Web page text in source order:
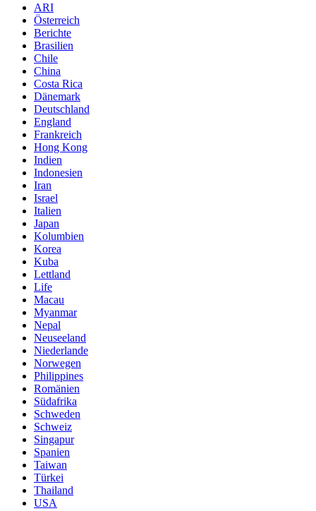
ARI
Österreich
Berichte
Brasilien
Chile
China
Costa Rica
Dänemark
Deutschland
England
Frankreich
Hong Kong
Indien
Indonesien
Iran
Israel
Italien
Japan
Kolumbien
Korea
Kuba
Lettland
Life
Macau
Myanmar
Nepal
Neuseeland
Niederlande
Norwegen
Philippines
Romänien
Südafrika
Schweden
Schweiz
Singapur
Spanien
Taiwan
Türkei
Thailand
USA